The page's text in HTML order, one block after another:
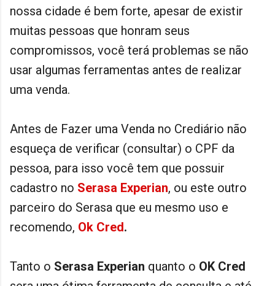
nossa cidade é bem forte, apesar de existir
muitas pessoas que honram seus
compromissos, você terá problemas se não
usar algumas ferramentas antes de realizar
uma venda.
Antes de Fazer uma Venda no Crediário não
esqueça de verificar (consultar) o CPF da
pessoa, para isso você tem que possuir
cadastro no Serasa Experian, ou este outro
parceiro do Serasa que eu mesmo uso e
recomendo, Ok Cred.
Tanto o Serasa Experian quanto o OK Cred